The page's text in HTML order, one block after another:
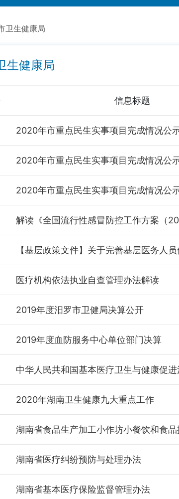
卫生健康局
生健康局
信息标题
2020年市重点民生实事项目完成情况公
解读《全国流行性感冒防控工作方案（
医疗机构依法执业自查管理办法解读
2019年度汨罗市卫健局决算公开
2019年度血防服务中心单位部门决算
中华人民共和国基本医疗卫生与健康促进
2020年湖南卫生健康九大重点工作
湖南省食品生产加工小作坊小餐饮和食品
湖南省医疗纠纷预防与处理办法
湖南省基本医疗保险监督管理办法